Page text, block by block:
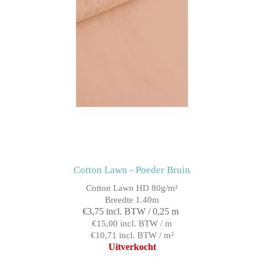
Cotton Lawn - Poeder Bruin
Cotton Lawn HD 80g/m²
Breedte 1.40m
€3,75 incl. BTW / 0,25 m
€15,00 incl. BTW / m
€10,71 incl. BTW / m²
Uitverkocht